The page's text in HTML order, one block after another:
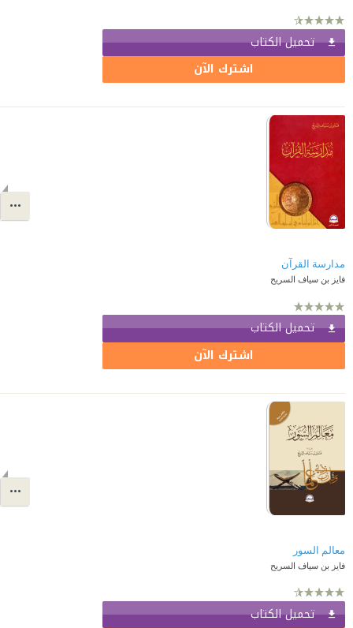
تحميل الكتاب
اشترك الآن
مدارسة القرآن
فايز بن سياف السريح
تحميل الكتاب
اشترك الآن
معالم السور
فايز بن سياف السريح
تحميل الكتاب